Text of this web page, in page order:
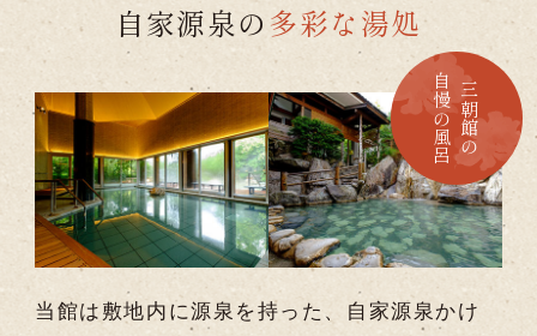
自家源泉の 多彩な湯処
三朝館の
自慢の風呂
当館は敷地内に源泉を持った、自家源泉かけ